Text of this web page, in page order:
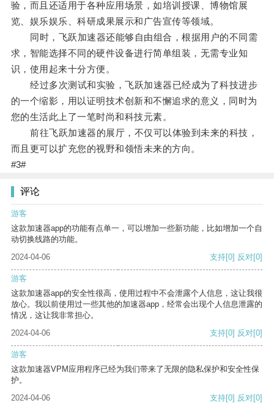
验，而且还适用于各种应用场景，如培训授课、博物馆展
览、娱乐娱乐、科研成果展示和广告宣传等领域。
同时，飞跃加速器还能够自由组合，根据用户的不同需
求，智能选择不同的硬件设备进行简单组装，无需专业知
识，使用起来十分方便。
经过多次测试和实验，飞跃加速器已经成为了科技进步
的一个缩影，用以证明技术创新和不懈追求的意义，同时为
您的生活此上了一笔时尚和科技元素。
前往飞跃加速器的展厅，不仅可以体验到未来的科技，
而且更可以扩充您的视野和领悟未来的方向。
#3#
评论
游客
这款加速器app的功能有点单一，可以增加一些新功能，比如增加一个自
动切换线路的功能。
2024-04-06
支持[0] 反对[0]
游客
这款加速器app的安全性很高，使用过程中不会泄露个人信息，这让我很
放心。我以前使用过一些其他的加速器app，经常会出现个人信息泄露的
情况，这让我非常担心。
2024-04-06
支持[0] 反对[0]
游客
这款加速器VPM应用程序已经为我们带来了无限的隐私保护和安全性保
护。
2024-04-06
支持[0] 反对[0]